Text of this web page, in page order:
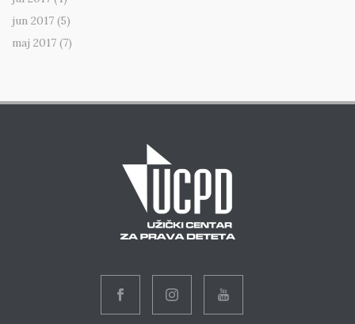
jun 2017 (5)
maj 2017 (7)